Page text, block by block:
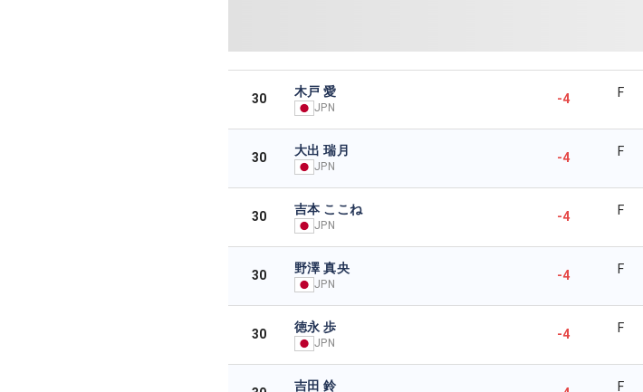
30 木戸 愛
JPN
-4 F
30 大出 瑞月
JPN
-4 F
30 吉本 ここね
JPN
-4 F
30 野澤 真央
JPN
-4 F
30 徳永 歩
JPN
-4 F
吉田 鈴 F